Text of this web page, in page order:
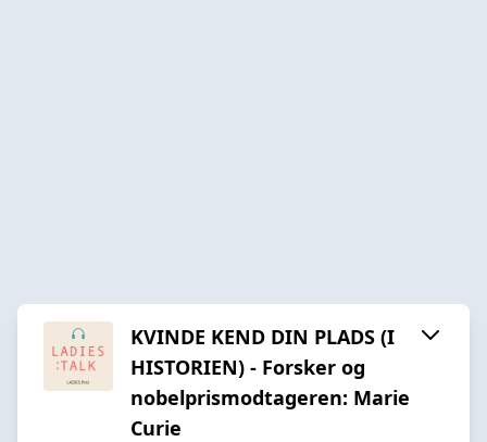
KVINDE KEND DIN PLADS (I
HISTORIEN) - Forsker og
nobelprismodtageren: Marie
Curie